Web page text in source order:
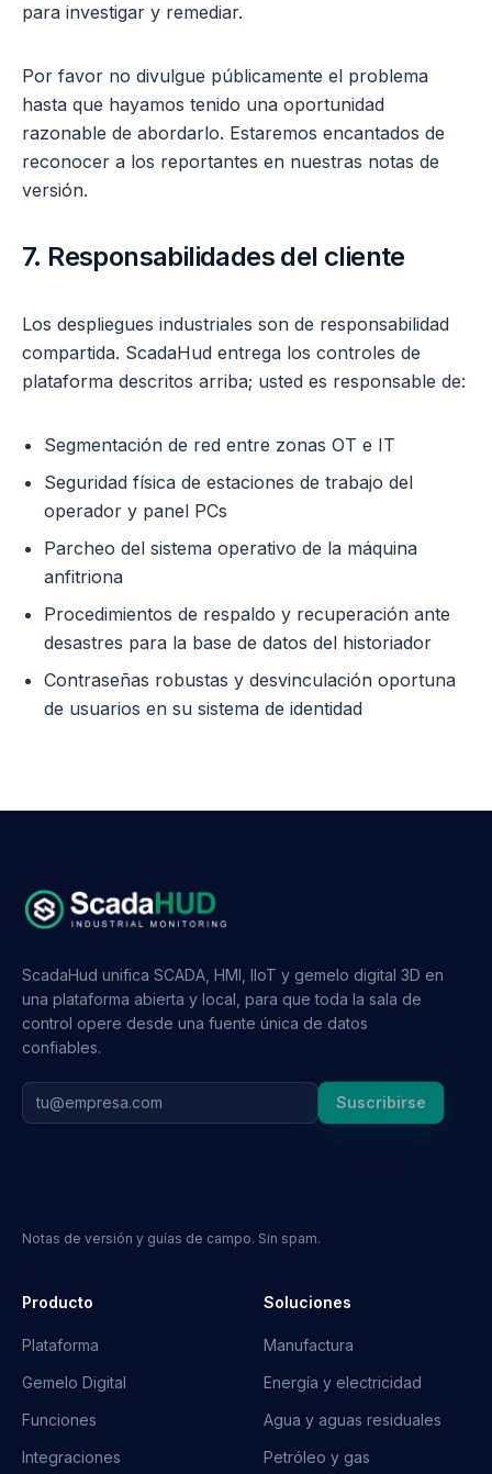
para investigar y remediar.
Por favor no divulgue públicamente el problema
hasta que hayamos tenido una oportunidad
razonable de abordarlo. Estaremos encantados de
reconocer a los reportantes en nuestras notas de
versión.
7. Responsabilidades del cliente
Los despliegues industriales son de responsabilidad
compartida. ScadaHud entrega los controles de
plataforma descritos arriba; usted es responsable de:
Segmentación de red entre zonas OT e IT
Seguridad física de estaciones de trabajo del
operador y panel PCs
Parcheo del sistema operativo de la máquina
anfitriona
Procedimientos de respaldo y recuperación ante
desastres para la base de datos del historiador
Contraseñas robustas y desvinculación oportuna
de usuarios en su sistema de identidad
ScadaHud unifica SCADA, HMI, IIoT y gemelo digital 3D en
una plataforma abierta y local, para que toda la sala de
control opere desde una fuente única de datos
confiables.
Suscribirse
Notas de versión y guías de campo. Sin spam.
Producto
Plataforma
Gemelo Digital
Funciones
Integraciones
Soluciones
Manufactura
Energía y electricidad
Agua y aguas residuales
Petróleo y gas